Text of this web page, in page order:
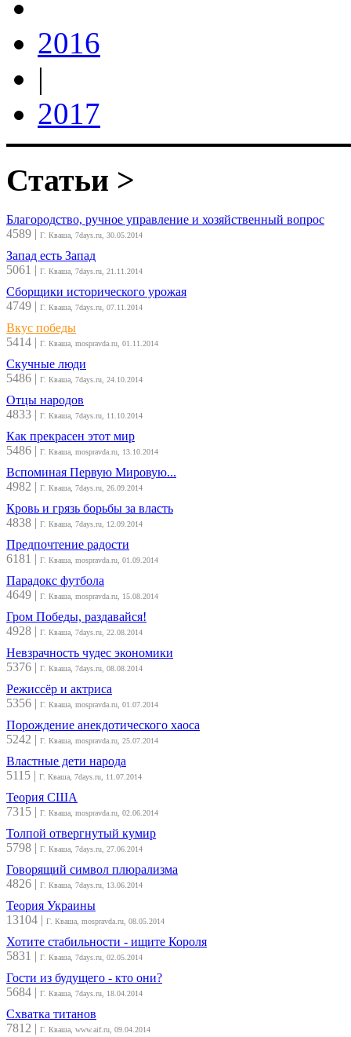
2016
|
2017
Статьи >
Благородство, ручное управление и хозяйственный вопрос
4589
Г. Кваша, 7days.ru, 30.05.2014
Запад есть Запад
5061
Г. Кваша, 7days.ru, 21.11.2014
Сборщики исторического урожая
4749
Г. Кваша, 7days.ru, 07.11.2014
Вкус победы
5414
Г. Кваша, mospravda.ru, 01.11.2014
Скучные люди
5486
Г. Кваша, 7days.ru, 24.10.2014
Отцы народов
4833
Г. Кваша, 7days.ru, 11.10.2014
Как прекрасен этот мир
5486
Г. Кваша, mospravda.ru, 13.10.2014
Вспоминая Первую Мировую...
4982
Г. Кваша, 7days.ru, 26.09.2014
Кровь и грязь борьбы за власть
4838
Г. Кваша, 7days.ru, 12.09.2014
Предпочтение радости
6181
Г. Кваша, mospravda.ru, 01.09.2014
Парадокс футбола
4649
Г. Кваша, mospravda.ru, 15.08.2014
Гром Победы, раздавайся!
4928
Г. Кваша, 7days.ru, 22.08.2014
Невзрачность чудес экономики
5376
Г. Кваша, 7days.ru, 08.08.2014
Режиссёр и актриса
5356
Г. Кваша, mospravda.ru, 01.07.2014
Порождение анекдотического хаоса
5242
Г. Кваша, mospravda.ru, 25.07.2014
Властные дети народа
5115
Г. Кваша, 7days.ru, 11.07.2014
Теория США
7315
Г. Кваша, mospravda.ru, 02.06.2014
Толпой отвергнутый кумир
5798
Г. Кваша, 7days.ru, 27.06.2014
Говорящий символ плюрализма
4826
Г. Кваша, 7days.ru, 13.06.2014
Теория Украины
13104
Г. Кваша, mospravda.ru, 08.05.2014
Хотите стабильности - ищите Короля
5831
Г. Кваша, 7days.ru, 02.05.2014
Гости из будущего - кто они?
5684
Г. Кваша, 7days.ru, 18.04.2014
Схватка титанов
7812
Г. Кваша, www.aif.ru, 09.04.2014